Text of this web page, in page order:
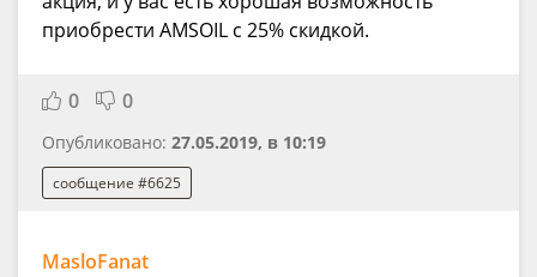
приобрести AMSOIL с 25% скидкой.
0 0
Опубликовано: 27.05.2019, в 10:19
сообщение #6625
MasloFanat